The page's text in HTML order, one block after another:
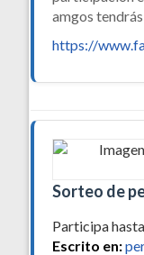
amgos
https://
Sorteo de
Participa
Escrito en: